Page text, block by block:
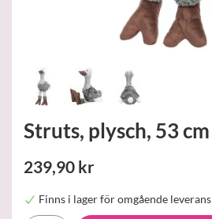
Struts, plysch, 53 cm
239,90 kr
Finns i lager för omgående leverans